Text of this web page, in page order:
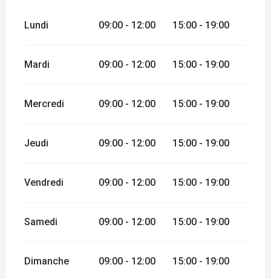
Lundi 09:00 - 12:00 15:00 - 19:00
Mardi 09:00 - 12:00 15:00 - 19:00
Mercredi 09:00 - 12:00 15:00 - 19:00
Jeudi 09:00 - 12:00 15:00 - 19:00
Vendredi 09:00 - 12:00 15:00 - 19:00
Samedi 09:00 - 12:00 15:00 - 19:00
Dimanche 09:00 - 12:00 15:00 - 19:00